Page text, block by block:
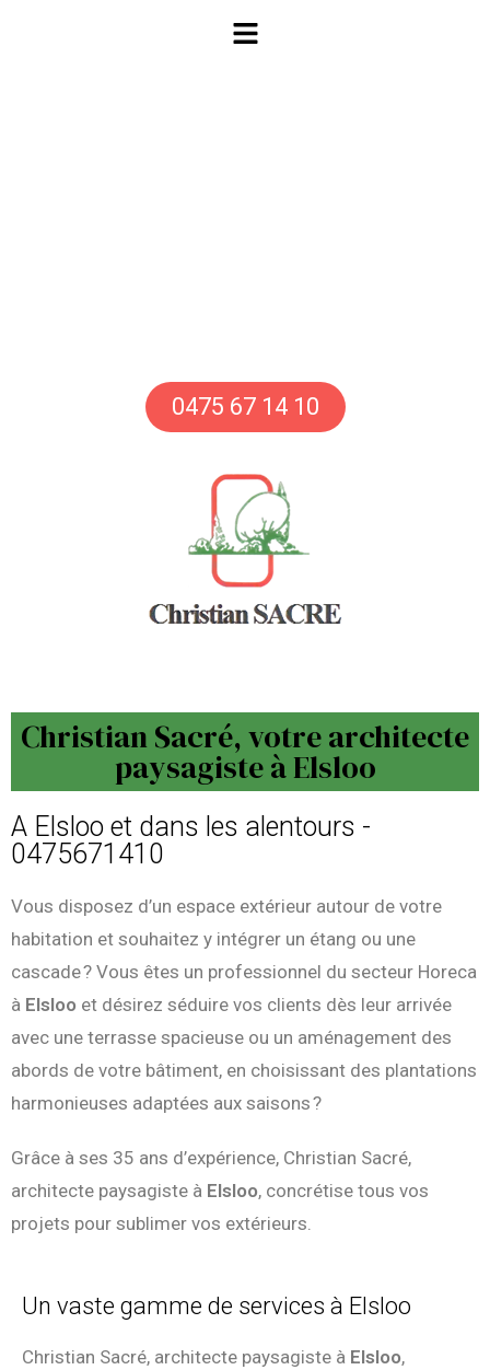
0475 67 14 10
Christian Sacré, votre architecte
paysagiste à Elsloo
A Elsloo et dans les alentours -
0475671410
Vous disposez d’un espace extérieur autour de votre
habitation et souhaitez y intégrer un étang ou une
cascade ? Vous êtes un professionnel du secteur Horeca
à Elsloo et désirez séduire vos clients dès leur arrivée
avec une terrasse spacieuse ou un aménagement des
abords de votre bâtiment, en choisissant des plantations
harmonieuses adaptées aux saisons ?
Grâce à ses 35 ans d’expérience, Christian Sacré,
architecte paysagiste à Elsloo, concrétise tous vos
projets pour sublimer vos extérieurs.
Un vaste gamme de services à Elsloo
Christian Sacré, architecte paysagiste à Elsloo,